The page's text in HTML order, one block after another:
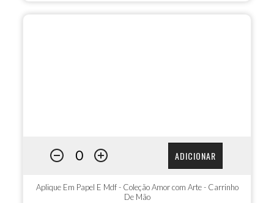
ADICIONAR
Aplique Em Papel E Mdf - Coleção Amor com Arte - Carrinho
De Mão